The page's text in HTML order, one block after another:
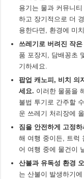
용기는 물과 커뮤니
하고 장기적으로 더
용한다면, 환경에 미
쓰레기로 버려진 작
품 포장지, 담배꽁초
기하세요.
팝업 캐노피 , 비치 의
세요. 이러한 물품을
불법 투기로 간주할
운 쓰레기 처리장에
짐을 안전하게 고정
해 여행 중이든, 트럭
어 여행 중에 물건이
산불과 유독성 환경
는 산불이 발생하기